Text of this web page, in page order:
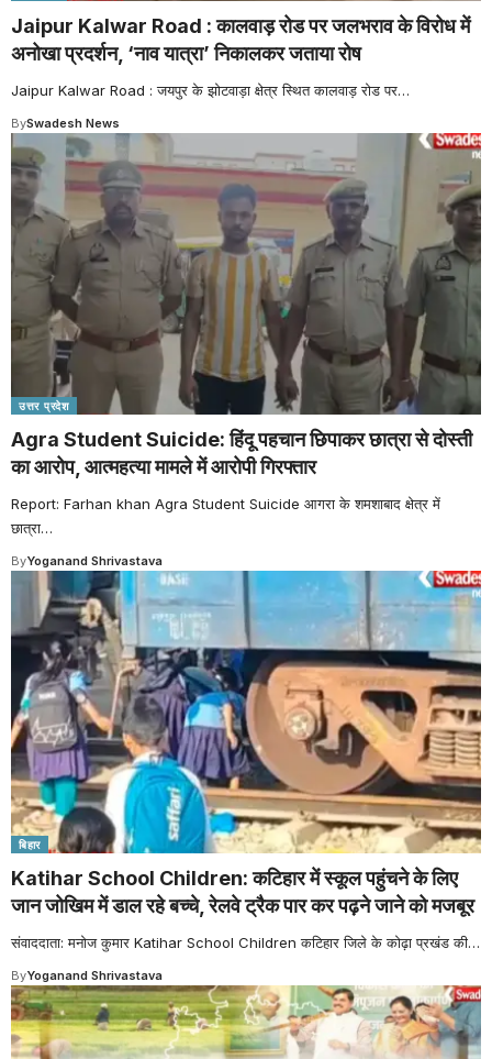
Jaipur Kalwar Road : कालवाड़ रोड पर जलभराव के विरोध में
अनोखा प्रदर्शन, ‘नाव यात्रा’ निकालकर जताया रोष
Jaipur Kalwar Road : जयपुर के झोटवाड़ा क्षेत्र स्थित कालवाड़ रोड पर…
BySwadesh News
उत्तर प्रदेश
Agra Student Suicide: हिंदू पहचान छिपाकर छात्रा से दोस्ती
का आरोप, आत्महत्या मामले में आरोपी गिरफ्तार
Report: Farhan khan Agra Student Suicide आगरा के शमशाबाद क्षेत्र में
छात्रा…
ByYoganand Shrivastava
बिहार
Katihar School Children: कटिहार में स्कूल पहुंचने के लिए
जान जोखिम में डाल रहे बच्चे, रेलवे ट्रैक पार कर पढ़ने जाने को मजबूर
संवाददाता: मनोज कुमार Katihar School Children कटिहार जिले के कोढ़ा प्रखंड की…
ByYoganand Shrivastava